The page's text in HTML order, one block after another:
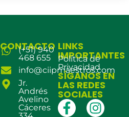
CONTACTO
(+51) 940
468 655
info@ciipmaestros.com
Jr.
Andrés
Avelino
Cáceres
LINKS
IMPORTANTES
Política de
Privacidad
SÍGANOS EN
LAS REDES
SOCIALES